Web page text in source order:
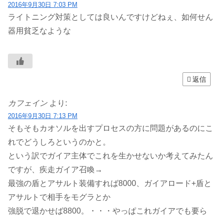
2016年9月30日 7:03 PM
ライトニング対策としては良いんですけどねぇ、如何せん
器用貧乏なような
返信
カフェイン より:
2016年9月30日 7:13 PM
そもそもカオソルを出すプロセスの方に問題があるのにこ
れでどうしろというのかと。
という訳でガイア主体でこれを生かせないか考えてみたん
ですが、疾走ガイア召喚→
最強の盾とアサルト装備すれば8000、ガイアロード+盾と
アサルトで相手をモグラとか
強脱で退かせば8800。・・・やっぱこれガイアでも要ら